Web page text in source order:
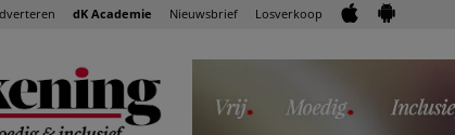
dK Academie Nieuwsbrief Losverkoop